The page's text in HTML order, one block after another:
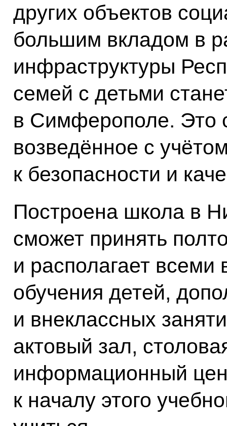
других объектов
большим вкладом в
инфраструктуры
семей с детьми
в Симферополе. Это
возведённое с
к безопасности и
Построена школа в
сможет принять
и располагает
обучения детей,
и внеклассных
актовый зал,
информационный
к началу этого